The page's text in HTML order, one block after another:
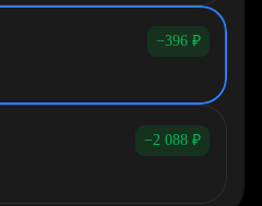
−396 ₽
−2 088 ₽